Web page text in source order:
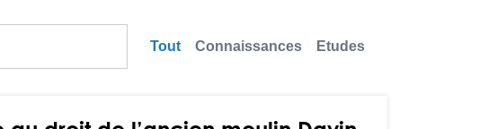
Connaissances Etudes
Tout